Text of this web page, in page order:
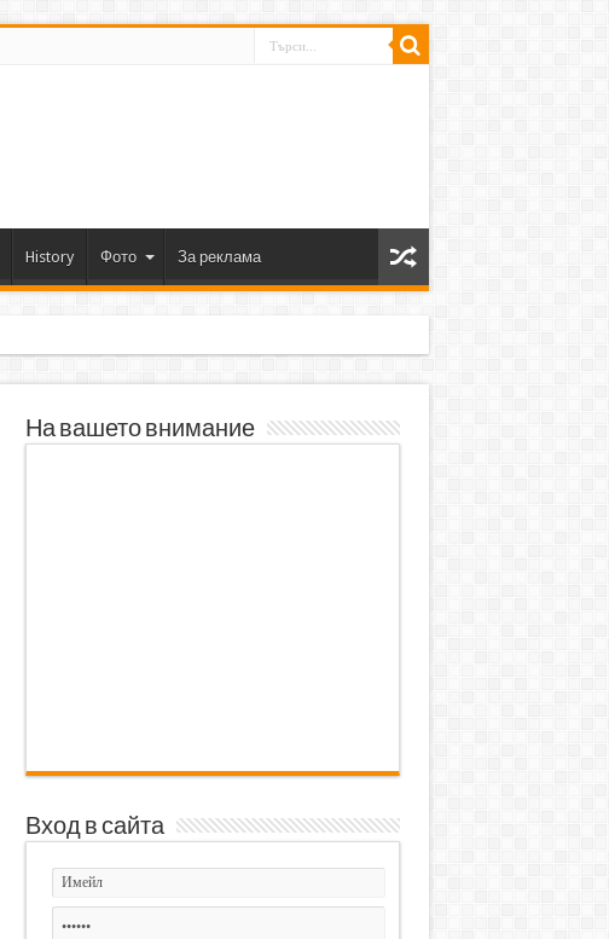
History Фото За реклама
На вашето внимание
Вход в сайта